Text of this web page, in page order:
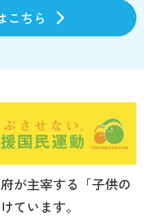
こちら
が主宰する「子供の
ています。